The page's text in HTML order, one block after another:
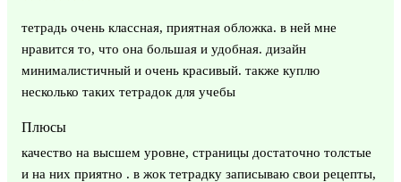
тетрадь очень классная, приятная обложка. в ней мне
нравится то, что она большая и удобная. дизайн
минималистичный и очень красивый. также куплю
несколько таких тетрадок для учебы
Плюсы
качество на высшем уровне, страницы достаточно толстые
и на них приятно . в жок тетрадку записываю свои рецепты,